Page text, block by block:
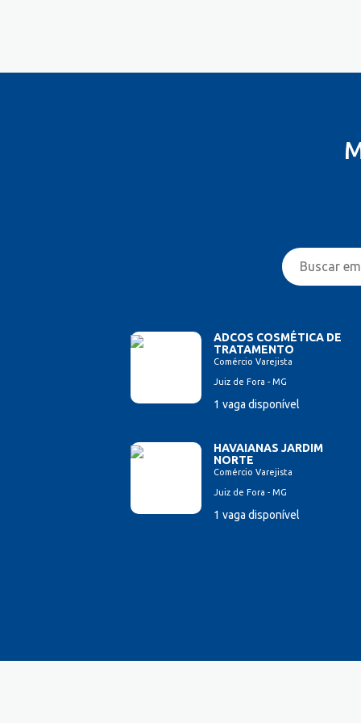
Estampador
Ferramenteiro
Fonoaudi
Garçom
ADCOS COSMÉTICA DE
TRATAMENTO
Comércio Varejista
Juiz de Fora - MG
1 vaga disponível
HAVAIANAS JARDIM
NORTE
Comércio Varejista
Juiz de Fora - MG
1 vaga disponível